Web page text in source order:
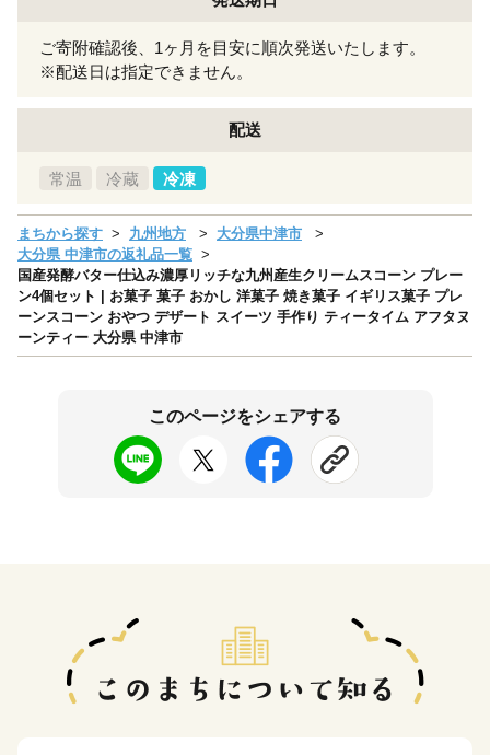
ご寄附確認後、1ヶ月を目安に順次発送いたします。
※配送日は指定できません。
配送
常温 冷蔵 冷凍
まちから探す 九州地方
大分県中津市
大分県 中津市の返礼品一覧
国産発酵バター仕込み濃厚リッチな九州産生クリームスコーン プレー
ン4個セット | お菓子 菓子 おかし 洋菓子 焼き菓子 イギリス菓子 プレ
ーンスコーン おやつ デザート スイーツ 手作り ティータイム アフタヌ
ーンティー 大分県 中津市
このページをシェアする